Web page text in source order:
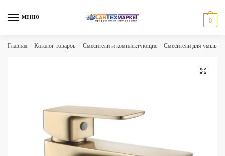
МЕНЮ
0
Главная Каталог товаров Смесители и комплектующие Смесители для
🔍